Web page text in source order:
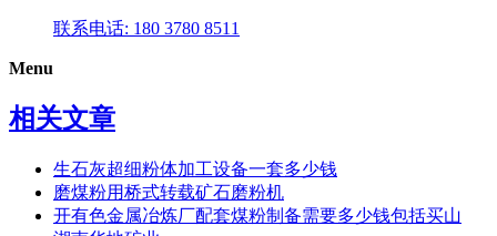
联系电话: 180 3780 8511
Menu
相关文章
生石灰超细粉体加工设备一套多少钱
磨煤粉用桥式转载矿石磨粉机
开有色金属冶炼厂配套煤粉制备需要多少钱包括买山